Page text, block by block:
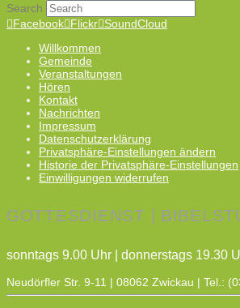
Search
Facebook Flickr SoundCloud
Willkommen
Gemeinde
Veranstaltungen
Hören
Kontakt
Nachrichten
Impressum
Datenschutzerklärung
Privatsphäre-Einstellungen ändern
Historie der Privatsphäre-Einstellungen
Einwilligungen widerrufen
GOTTESDIENST |
sonntags 9.00 Uhr | donnerstags 19.30
Neudörfler Str. 9-11 | 08062 Zwickau | Tel.: